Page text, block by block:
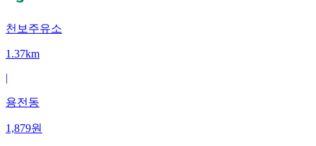
천보주유소
1.37km
|
용전동
1,879원